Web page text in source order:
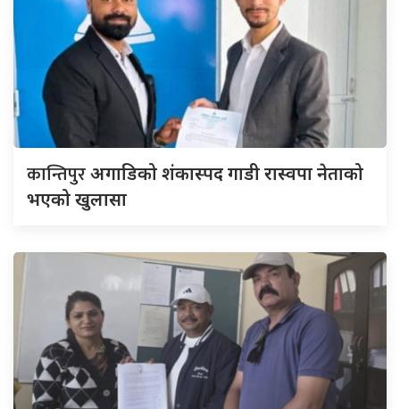
कान्तिपुरअगाडिको शंकास्पद गाडी रास्वपा नेताको
भएको खुलासा